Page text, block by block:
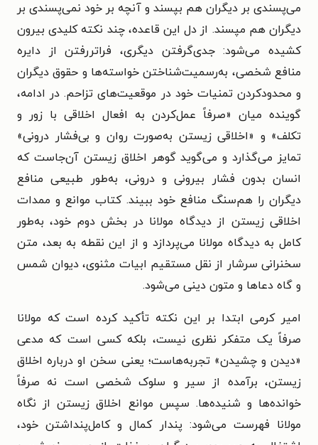
می‌پسندی بر دیگران هم بپسند و آنچه بر خود نمی‌پسندی بر
دیگران هم مپسند. از دل این قاعده، چند نکته کلیدی بیرون
کشیده می‌شود: جدی‌گرفتن دیگری، فراتررفتن از دایره
منافع شخصی، به‌رسمیت‌شناختن خواسته‌ها و حقوق دیگران
و محدودکردن تمنیات خود در موقعیت‌های تزاحم. در ادامه،
گوینده میان «صرفاً عمل‌کردن به افعال اخلاقی با زور و
تکلف» و «اخلاقی زیستن به‌صورت روان و بی‌فشار درونی»
تمایز می‌گذارد و می‌گوید گوهر اخلاق زیستن آن‌جاست که
انسان بدون فشار بیرونی و درونی، به‌طور طبیعی منافع
دیگران را هم‌سنگ منافع خود ببیند. کتاب موانع و ممدات
اخلاقی زیستن از دیدگاه مولانا در بخش دوم خود، به‌طور
کامل به دیدگاه مولانا می‌پردازد و از این نقطه به بعد، متن
سخنرانی سرشار از نقل مستقیم ابیات مثنوی، دیوان شمس
و گاه دعاها و متون دینی می‌شود.
امیر کرمی ابتدا بر این نکته تأکید کرده است که مولانا
صرفاً یک متفکر نظری نیست، بلکه کسی است که مدعی
«دیدن و چشیدن» تجربه‌هاست؛ یعنی سخن او درباره اخلاق
زیستن، برآمده از سیر و سلوک شخصی است نه صرفاً
خوانده‌ها و شنیده‌ها. سپس موانع اخلاق زیستن از نگاه
مولانا فهرست می‌شود: پندار کمال و کامل‌پنداشتن خود،